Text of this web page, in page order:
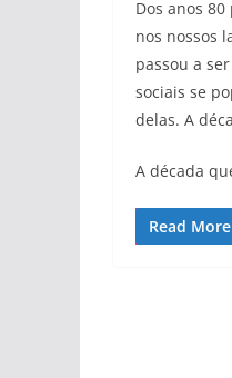
Dos anos
nos nossos
passou a
sociais se
delas. A
A década
Read More